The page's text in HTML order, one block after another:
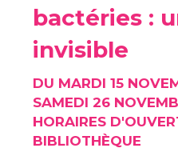
bactéries :
invisible
DU MARDI 15
SAMEDI 26
HORAIRES
BIBLIOTHÈQUE